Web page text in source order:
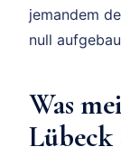
jemandem
null
Was
Lübeck